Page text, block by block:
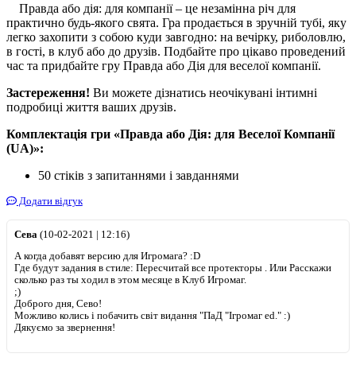
Правда або дія: для компанії – це незамінна річ для
практично будь-якого свята. Гра продається в зручній тубі, яку
легко захопити з собою куди завгодно: на вечірку, риболовлю,
в гості, в клуб або до друзів. Подбайте про цікаво проведений
час та придбайте гру Правда або Дія для веселої компанії.
Застереження! Ви можете дізнатись неочікувані інтимні
подробиці життя ваших друзів.
Комплектація гри «Правда або Дія: для Веселої Компанії
(UA)»:
50 стіків з запитаннями і завданнями
Додати відгук
Сева (10-02-2021 | 12:16)
А когда добавят версию для Игромага? :D
Где будут задания в стиле: Пересчитай все протекторы . Или Расскажи
сколько раз ты ходил в этом месяце в Клуб Игромаг.
;)
Доброго дня, Сево!
Можливо колись і побачить світ видання "ПаД "Ігромаг ed." :)
Дякуємо за звернення!